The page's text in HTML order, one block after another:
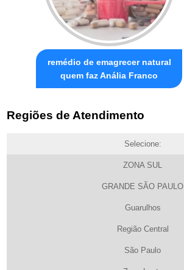
remédio de emagrecer natural
quem faz Anália Franco
Regiões de Atendimento
Selecione:
ZONA SUL
GRANDE SÃO PAULO
Guarulhos
Região Central
São Paulo